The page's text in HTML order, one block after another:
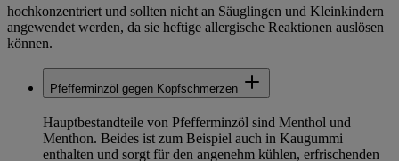
hochkonzentriert und sollten nicht an Säuglingen und Kleinkindern
angewendet werden, da sie heftige allergische Reaktionen auslösen
können.
Pfefferminzöl gegen Kopfschmerzen
Hauptbestandteile von Pfefferminzöl sind Menthol und
Menthon. Beides ist zum Beispiel auch in Kaugummi
enthalten und sorgt für den angenehm kühlen, erfrischenden